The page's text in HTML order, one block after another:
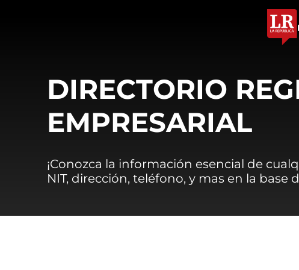
DIRECTORIO
EMPRESARIAL
¡Conozca la información esencial de
NIT, dirección, teléfono, y mas en la